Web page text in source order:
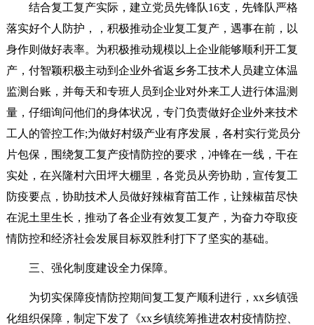
结合复工复产实际，建立党员先锋队16支，先锋队严格
落实好个人防护，，积极推动企业复工复产，遇事在前，以
身作则做好表率。为积极推动规模以上企业能够顺利开工复
产，付智颖积极主动到企业外省返乡务工技术人员建立体温
监测台账，并每天和专班人员到企业对外来工人进行体温测
量，仔细询问他们的身体状况，专门负责做好企业外来技术
工人的管控工作;为做好村级产业有序发展，各村实行党员分
片包保，围绕复工复产疫情防控的要求，冲锋在一线，干在
实处，在兴隆村六田坪大棚里，各党员从旁协助，宣传复工
防疫要点，协助技术人员做好辣椒育苗工作，让辣椒苗尽快
在泥土里生长，推动了各企业有效复工复产，为奋力夺取疫
情防控和经济社会发展目标双胜利打下了坚实的基础。
三、强化制度建设全力保障。
为切实保障疫情防控期间复工复产顺利进行，xx乡镇强
化组织保障，制定下发了《xx乡镇统筹推进农村疫情防控、